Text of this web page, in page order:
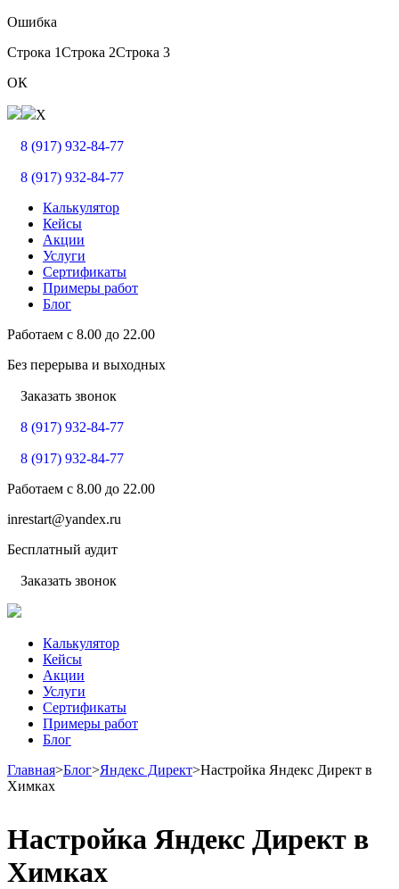
Ошибка
Строка 1Строка 2Строка 3
ОК
X
8 (917) 932-84-77
8 (917) 932-84-77
Калькулятор
Кейсы
Акции
Услуги
Сертификаты
Примеры работ
Блог
Работаем с 8.00 до 22.00
Без перерыва и выходных
Заказать звонок
8 (917) 932-84-77
8 (917) 932-84-77
Работаем с 8.00 до 22.00
inrestart@yandex.ru
Бесплатный аудит
Заказать звонок
Калькулятор
Кейсы
Акции
Услуги
Сертификаты
Примеры работ
Блог
Главная>Блог>Яндекс Директ>Настройка Яндекс Директ в
Химках
Настройка Яндекс Директ в
Химках